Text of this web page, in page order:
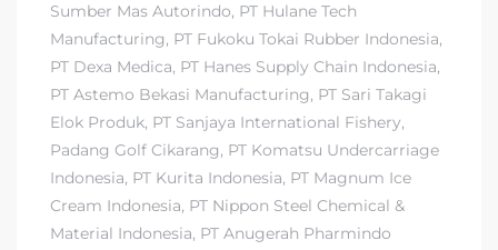
Sumber Mas Autorindo, PT Hulane Tech
Manufacturing, PT Fukoku Tokai Rubber Indonesia,
PT Dexa Medica, PT Hanes Supply Chain Indonesia,
PT Astemo Bekasi Manufacturing, PT Sari Takagi
Elok Produk, PT Sanjaya International Fishery,
Padang Golf Cikarang, PT Komatsu Undercarriage
Indonesia, PT Kurita Indonesia, PT Magnum Ice
Cream Indonesia, PT Nippon Steel Chemical &
Material Indonesia, PT Anugerah Pharmindo